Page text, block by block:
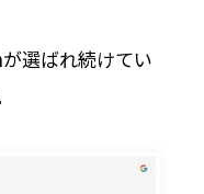
選ばれ続けてい